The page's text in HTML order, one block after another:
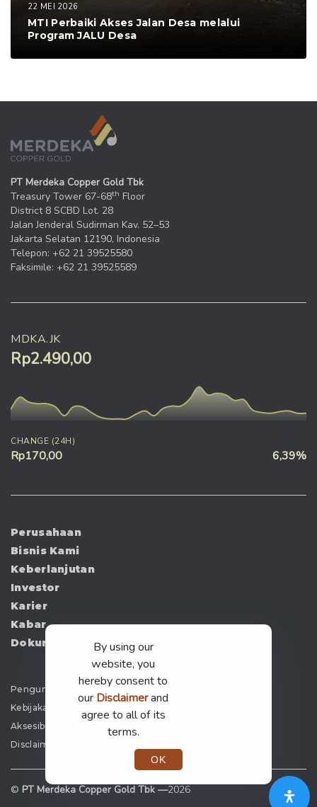
22 MEI 2026
MTI Perbaiki Akses Jalan Desa melalui
Program JALU Desa
PT Merdeka Copper Gold Tbk
Treasury Tower 67-68th Floor
District 8 SCBD Lot. 28
Jalan Jenderal Sudirman Kav. 52–53
Jakarta Selatan 12190, Indonesia
Telepon: +62 21 39525580
Faksimile: +62 21 39525589
MDKA.JK
Rp2.490,00
CHANGE (24H)
Rp170,00 6,39%
Perusahaan
Bisnis Kami
Keberlanjutan
Investor
Karier
Kabar
Dokumen
Pengumuman
Kebijakan Privasi
Aksesibilitas
Disclaimer
© PT Merdeka Copper Gold Tbk —2026
By using our
website, you
hereby consent to
our Disclaimerand
agree to all of its
terms.
OK